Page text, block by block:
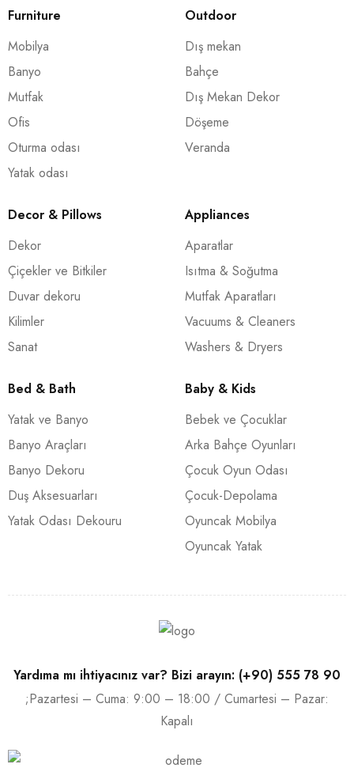
Furniture
Mobilya
Banyo
Mutfak
Ofis
Oturma odası
Yatak odası
Outdoor
Dış mekan
Bahçe
Dış Mekan Dekor
Döşeme
Veranda
Decor & Pillows
Dekor
Çiçekler ve Bitkiler
Duvar dekoru
Kilimler
Sanat
Appliances
Aparatlar
Isıtma & Soğutma
Mutfak Aparatları
Vacuums & Cleaners
Washers & Dryers
Bed & Bath
Yatak ve Banyo
Banyo Araçları
Banyo Dekoru
Duş Aksesuarları
Yatak Odası Dekouru
Baby & Kids
Bebek ve Çocuklar
Arka Bahçe Oyunları
Çocuk Oyun Odası
Çocuk-Depolama
Oyuncak Mobilya
Oyuncak Yatak
Yardıma mı ihtiyacınız var? Bizi arayın: (+90) 555 78 90
;Pazartesi – Cuma: 9:00 – 18:00 / Cumartesi – Pazar:
Kapalı